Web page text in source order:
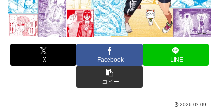
X Facebook LINE
コピー
2026.02.09